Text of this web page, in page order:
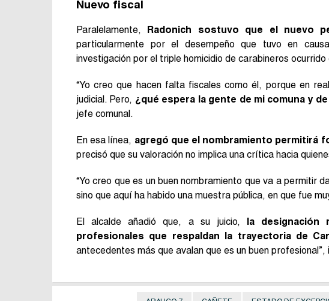
Nuevo fiscal
Paralelamente, Radonich sostuvo que el nuevo
particularmente por el desempeño que tuvo en
investigación por el triple homicidio de carabineros ocurrido
“Yo creo que hacen falta fiscales como él, porque en
judicial. Pero, ¿qué espera la gente de mi comuna y
jefe comunal.
En esa línea, agregó que el nombramiento permitirá
precisó que su valoración no implica una crítica hacia
“Yo creo que es un buen nombramiento que va a permitir
sino que aquí ha habido una muestra pública, en que fue
El alcalde añadió que, a su juicio,
la
profesionales que respaldan la trayectoria de
antecedentes más que avalan que es un buen profesional”,